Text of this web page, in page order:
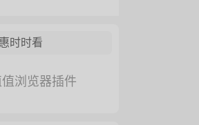
时时看
浏览器插件